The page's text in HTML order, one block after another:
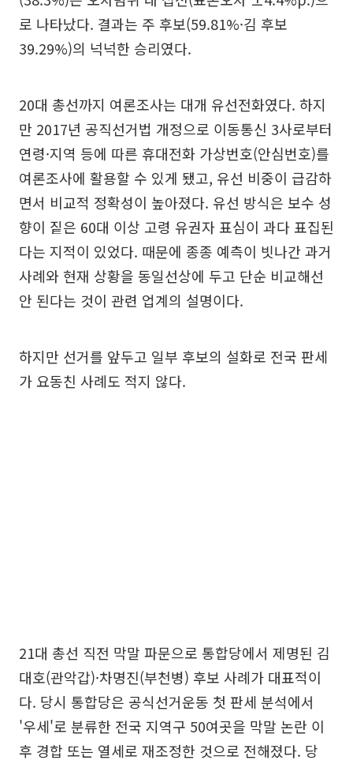
로 나타났다. 결과는 주 후보(59.81%·김 후보
39.29%)의 넉넉한 승리였다.
20대 총선까지 여론조사는 대개 유선전화였다. 하지
만 2017년 공직선거법 개정으로 이동통신 3사로부터
연령·지역 등에 따른 휴대전화 가상번호(안심번호)를
여론조사에 활용할 수 있게 됐고, 유선 비중이 급감하
면서 비교적 정확성이 높아졌다. 유선 방식은 보수 성
향이 짙은 60대 이상 고령 유권자 표심이 과다 표집된
다는 지적이 있었다. 때문에 종종 예측이 빗나간 과거
사례와 현재 상황을 동일선상에 두고 단순 비교해선
안 된다는 것이 관련 업계의 설명이다.
하지만 선거를 앞두고 일부 후보의 설화로 전국 판세
가 요동친 사례도 적지 않다.
21대 총선 직전 막말 파문으로 통합당에서 제명된 김
대호(관악갑)·차명진(부천병) 후보 사례가 대표적이
다. 당시 통합당은 공식선거운동 첫 판세 분석에서
'우세'로 분류한 전국 지역구 50여곳을 막말 논란 이
후 경합 또는 열세로 재조정한 것으로 전해졌다. 당